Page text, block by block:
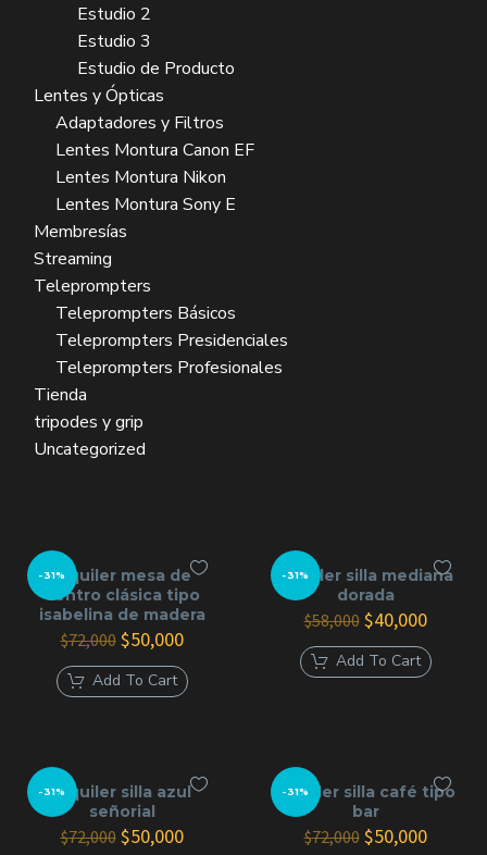
Estudio 2
Estudio 3
Estudio de Producto
Lentes y Ópticas
Adaptadores y Filtros
Lentes Montura Canon EF
Lentes Montura Nikon
Lentes Montura Sony E
Membresías
Streaming
Teleprompters
Teleprompters Básicos
Teleprompters Presidenciales
Teleprompters Profesionales
Tienda
tripodes y grip
Uncategorized
-31%Alquiler mesa de
centro clásica tipo
isabelina de madera
$72,000 El
precio
original
era:
$50,000El
actual
es:
Add To Cart
-31%
Alquiler silla mediana
dorada
$58,000 El
precio
original
era:
$40,000El
actual
es:
Add To Cart
-31%Alquiler silla azul
señorial
$72,000 El
$50,000El
-31%
Alquiler silla café tipo
bar
$72,000 El
$50,000El